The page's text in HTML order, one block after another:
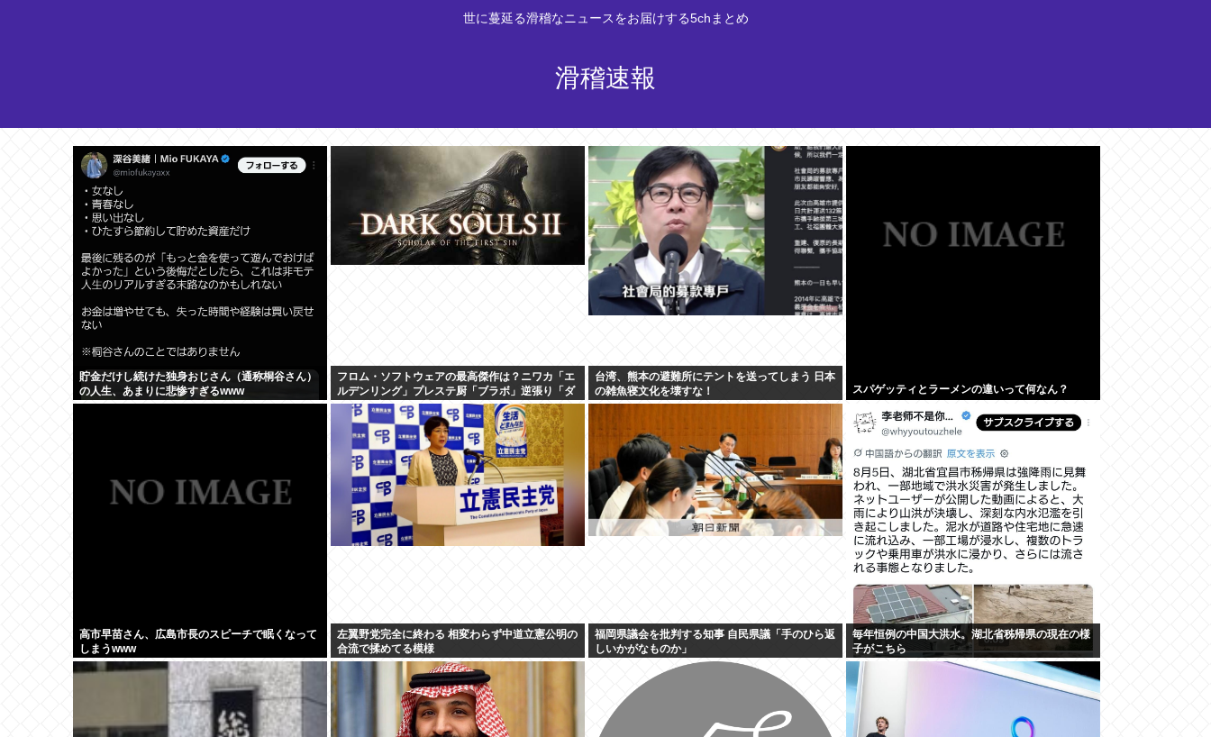
世に蔓延る滑稽なニュースをお届けする5chまとめ
滑稽速報
貯金だけし続けた独身おじさん（通称桐谷さん）
の人生、あまりに悲惨すぎるwww
フロム・ソフトウェアの最高傑作は？ニワカ「エ
ルデンリング」プレステ厨「ブラボ」逆張り「ダ
クソ2」玄人ワイ「…」
台湾、熊本の避難所にテントを送ってしまう 日本
の雑魚寝文化を壊すな！
スパゲッティとラーメンの違いって何なん？
高市早苗さん、広島市長のスピーチで眠くなって
しまうwww
左翼野党完全に終わる 相変わらず中道立憲公明の
合流で揉めてる模様
福岡県議会を批判する知事 自民県議「手のひら返
しいかがなものか」
毎年恒例の中国大洪水。湖北省秭帰県の現在の様
子がこちら